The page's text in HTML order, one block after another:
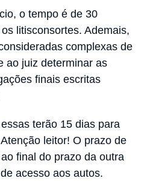
o tempo é de 30
litisconsortes. Ademais,
complexas de
ao juiz determinar as
finais escritas
terão 15 dias para
leitor! O prazo de
final do prazo da outra
acesso aos autos.